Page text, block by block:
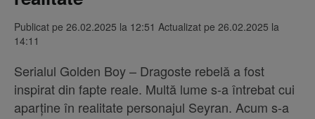
Publicat pe 26.02.2025 la 12:51 Actualizat pe 26.02.2025 la
14:11
Serialul Golden Boy – Dragoste rebelă a fost
inspirat din fapte reale. Multă lume s-a întrebat cui
aparține în realitate personajul Seyran. Acum s-a